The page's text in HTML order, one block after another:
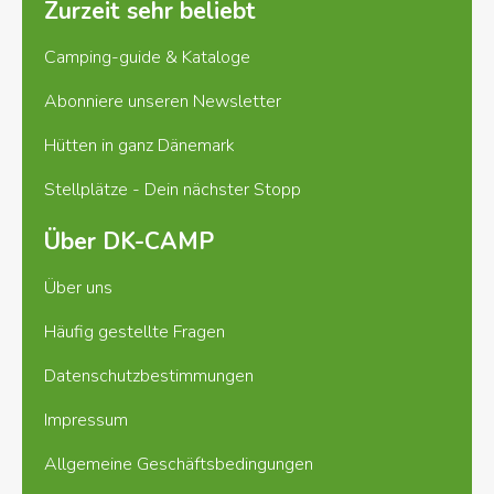
Für Wohnmobile
Quickstop für Wohnmobile für bis zu 14 Stunden
(bei 20 Uhr -10 Uhr am nächsten Tag).
Zurzeit sehr beliebt
Camping-guide & Kataloge
Abonniere unseren Newsletter
Hütten in ganz Dänemark
Stellplätze - Dein nächster Stopp
Über DK-CAMP
Über uns
Häufig gestellte Fragen
Datenschutzbestimmungen
Impressum
Allgemeine Geschäftsbedingungen